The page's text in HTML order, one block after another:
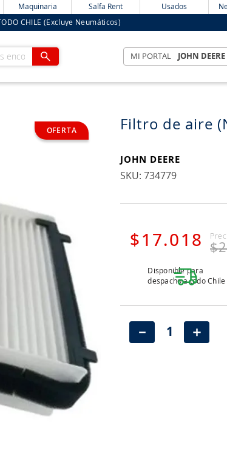
Maquinaria Salfa Rent Usados
CHILE (Excluye Neumáticos)
encontrar MI PORTAL JOHN DEERE
Filtro de aire
JOHN DEERE
: 734779
$ 17.018 $
Disponible para
despacho a todo Chile
＋
－